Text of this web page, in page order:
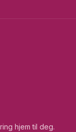
hjem til deg.